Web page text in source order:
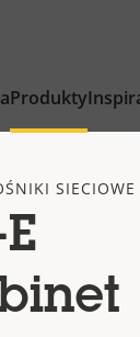
Produkty
SIECIOWE